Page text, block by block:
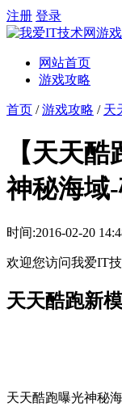
注册 登录
网站首页
游戏攻略
首页 /游戏攻略 / 天
【天天
神秘海域
时间:2016-02-20
欢迎您访问我爱IT
天天酷跑新
天天酷跑曝光神秘